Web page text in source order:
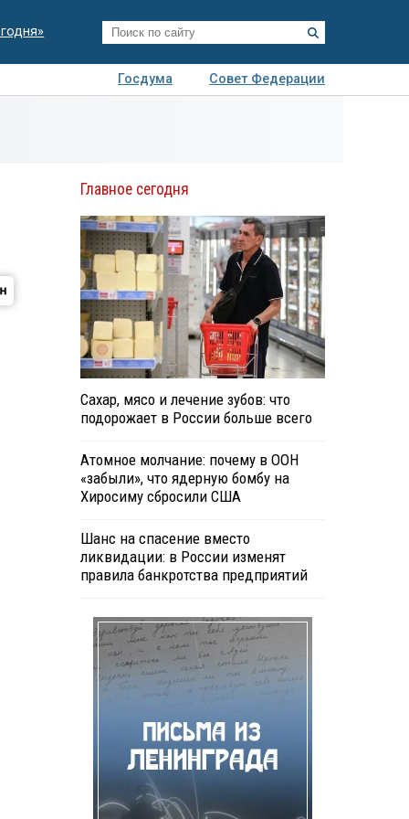
Госдума
Совет Федерации
Главное сегодня
Сахар, мясо и лечение зубов: что
подорожает в России больше всего
Атомное молчание: почему в ООН
«забыли», что ядерную бомбу на
Хиросиму сбросили США
Шанс на спасение вместо
ликвидации: в России изменят
правила банкротства предприятий